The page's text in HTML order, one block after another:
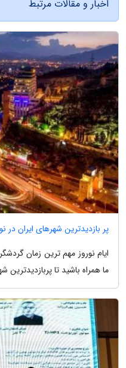
اخبار و مقالات مرتبط
پر بازدیدترین شهرهای ایران در
ایام نوروز مهم ترین زمان
ما همراه باشید تا پربازدیدترین